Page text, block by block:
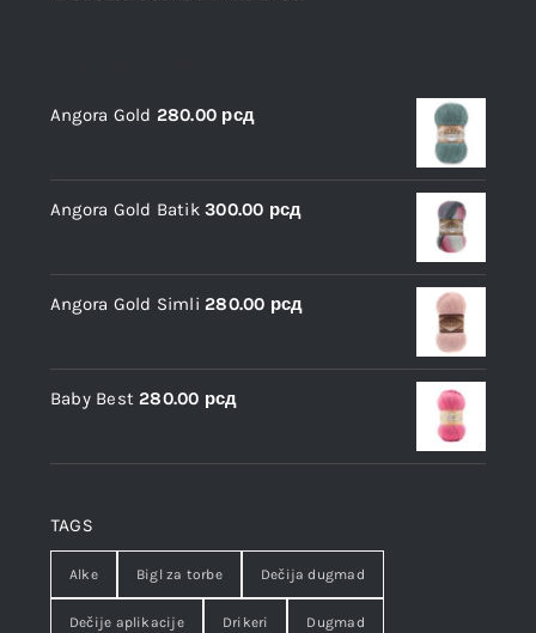
Angora Gold 280.00 рсд
Angora Gold Batik 300.00 рсд
Angora Gold Simli 280.00 рсд
Baby Best 280.00 рсд
TAGS
Alke Bigl za torbe Dečija dugmad
Dečije aplikacije Drikeri Dugmad